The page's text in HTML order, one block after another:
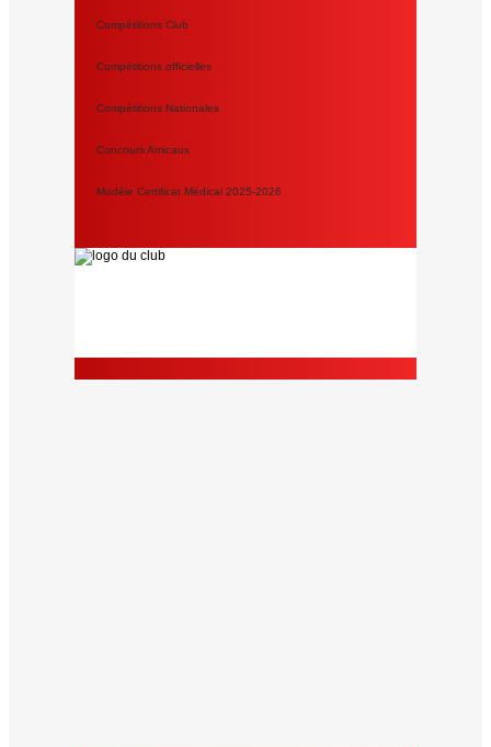
Compétitions Club
Compétitions officielles
Compétitions Nationales
Concours Amicaux
Modèle Certificat Médical 2025-2026